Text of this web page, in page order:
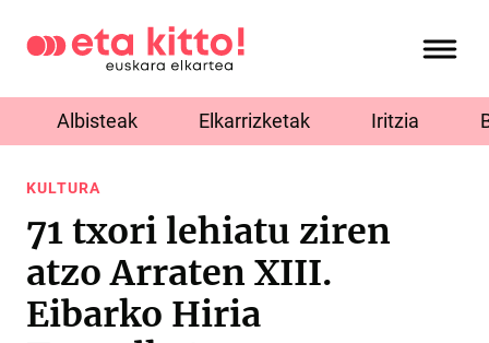
Albisteak Elkarrizketak Iritzia
KULTURA
71 txori lehiatu ziren
atzo Arraten XIII.
Eibarko Hiria